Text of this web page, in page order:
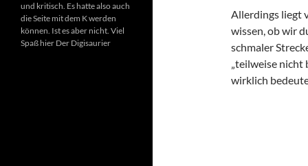
Allerdings liegt
wissen, ob wir
schmaler
„teilweise nicht
wirklich
und kritisch. Es hatte also auch
die Seite mit dem K werden
können. Ist es aber nicht. Viel
Spaß hier Der Digisaurier